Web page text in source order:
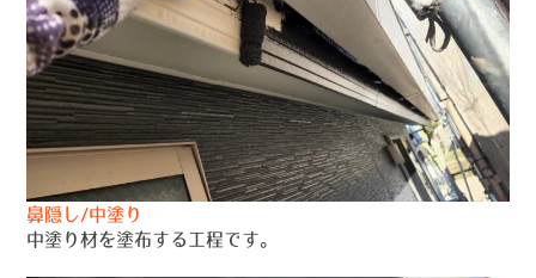
鼻隠し/中塗り
中塗り材を塗布する工程です。